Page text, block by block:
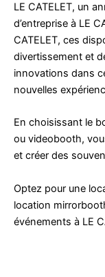
LE CATELET, un
d’entreprise à LE
CATELET, ces
divertissement et
innovations dans
nouvelles
En choisissant le
ou videobooth,
et créer des
Optez pour une
location
événements à LE